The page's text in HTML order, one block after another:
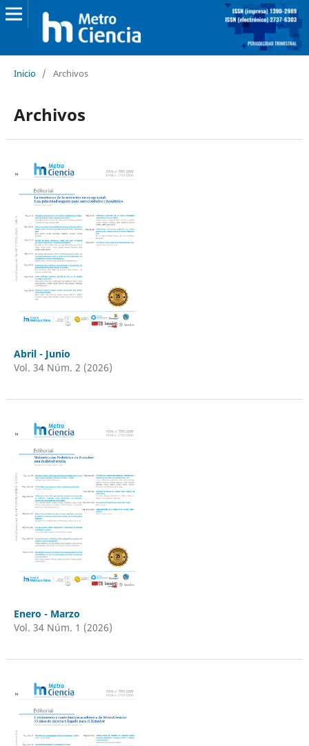
Inicio / Archivos
Archivos
Abril - Junio
Vol. 34 Núm. 2 (2026)
Enero - Marzo
Vol. 34 Núm. 1 (2026)